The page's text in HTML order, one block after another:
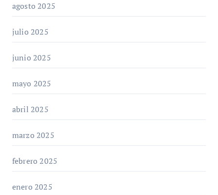
agosto 2025
julio 2025
junio 2025
mayo 2025
abril 2025
marzo 2025
febrero 2025
enero 2025